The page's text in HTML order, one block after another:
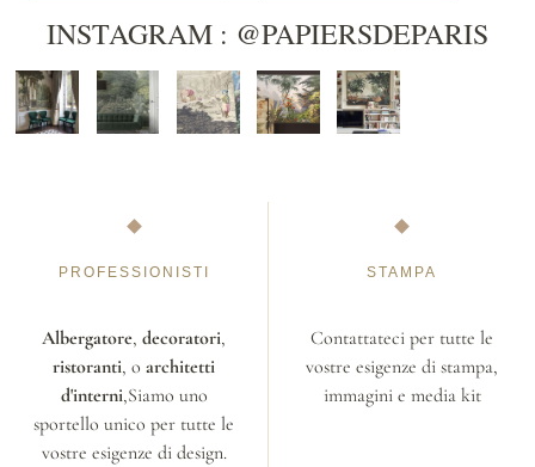
INSTAGRAM : @PAPIERSDEPARIS
PROFESSIONISTI
Albergatore, decoratori,
ristoranti, o architetti
d'interni,Siamo uno
sportello unico per tutte le
vostre esigenze di design.
STAMPA
Contattateci per tutte le
vostre esigenze di stampa,
immagini e media kit